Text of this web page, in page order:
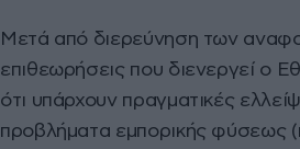
Μετά από διερεύνηση των
επιθεωρήσεις που διενεργεί
ότι υπάρχουν πραγματικές
προβλήματα εμπορικής φύσεως